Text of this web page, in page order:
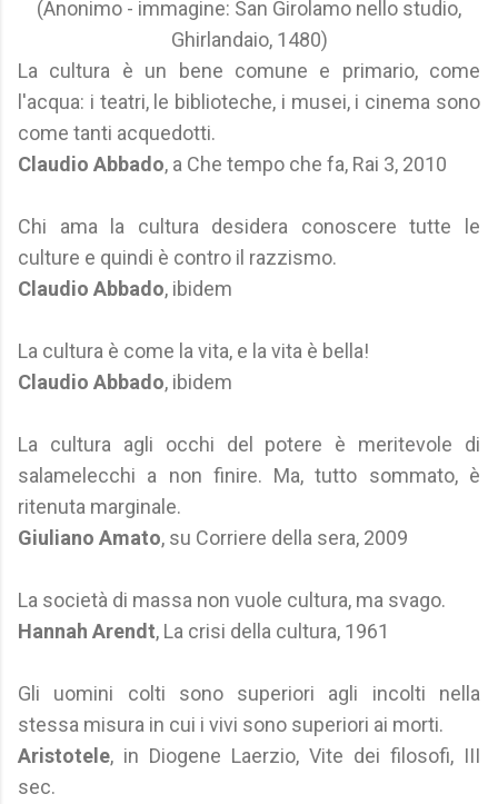
(Anonimo - immagine: San Girolamo nello studio,
Ghirlandaio, 1480)
La cultura è un bene comune e primario, come
l'acqua: i teatri, le biblioteche, i musei, i cinema sono
come tanti acquedotti.
Claudio Abbado, a Che tempo che fa, Rai 3, 2010
Chi ama la cultura desidera conoscere tutte le
culture e quindi è contro il razzismo.
Claudio Abbado, ibidem
La cultura è come la vita, e la vita è bella!
Claudio Abbado, ibidem
La cultura agli occhi del potere è meritevole di
salamelecchi a non finire. Ma, tutto sommato, è
ritenuta marginale.
Giuliano Amato, su Corriere della sera, 2009
La società di massa non vuole cultura, ma svago.
Hannah Arendt, La crisi della cultura, 1961
Gli uomini colti sono superiori agli incolti nella
stessa misura in cui i vivi sono superiori ai morti.
Aristotele, in Diogene Laerzio, Vite dei filosofi, III
sec.